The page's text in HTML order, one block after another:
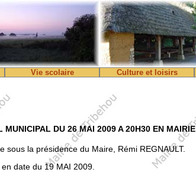
Vie scolaire Culture et loisirs
MUNICIPAL DU 26 MAI 2009 A 20H30 EN MAIRIE
la présidence du Maire, Rémi REGNAULT.
date du 19 MAI 2009.